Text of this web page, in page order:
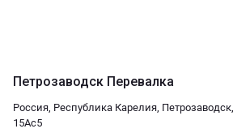
Петрозаводск Перевалка
Россия, Республика Карелия,
15Ас5